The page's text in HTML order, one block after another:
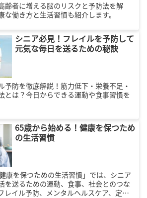
齢者に増える脳のリスクと予防法を解
働き方と生活習慣も紹介します。
シニア必見！フレイルを予防して
元気な毎日を送るための秘訣
予防を徹底解説！筋力低下・栄養不足・
とは？今日からできる運動や食事習慣を
65歳から始める！健康を保つため
の生活習慣
康を保つための生活習慣」では、シニア
を送るための運動、食事、社会とのつな
レイル予防、メンタルヘルスケア、定期